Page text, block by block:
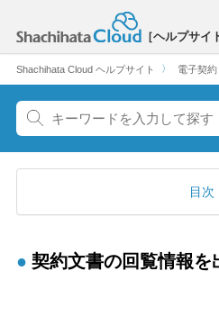
［ヘルプサイ
Shachihata Cloud ヘルプサイト 〉 電子契
目次
契約文書の回覧情報を